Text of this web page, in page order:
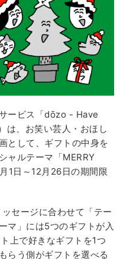
ービス「dōzo - Have
、お笑い芸人・おほし
として、ギフトの中身を
ャルテーマ「MERRY
1日～12月26日の期間限
セージに合わせて「テー
マ」には5つのギフトが入
上で好きなギフトを1つ
らう側がギフトを選べる